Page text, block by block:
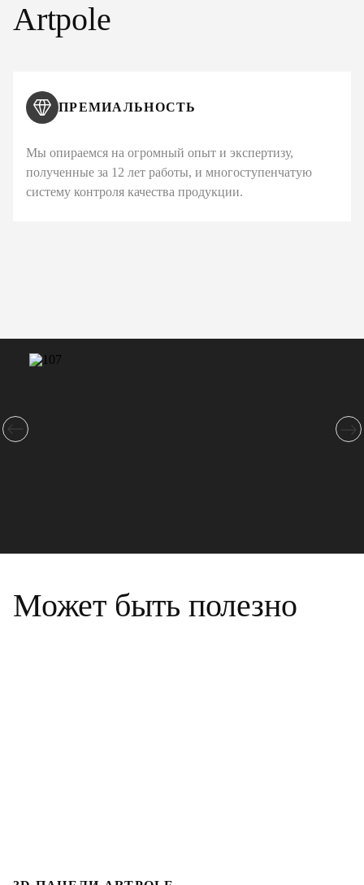
Artpole
ПРЕМИАЛЬНОСТЬ
Мы опираемся на огромный опыт и экспертизу,
полученные за 12 лет работы, и многоступенчатую
систему контроля качества продукции.
Может быть полезно